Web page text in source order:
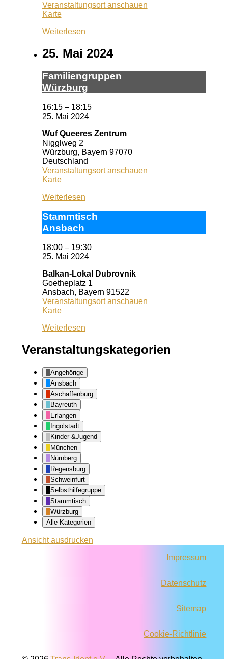
Veranstaltungsort anschauen
KarteKulturpunkt
Weiterlesen
25. Mai 2024
Fa­mi­li­en­grup­pen
Würz­burg
16:15 – 18:15
25. Mai 2024
Wuf Queeres Zentrum
Nigglweg 2
Würzburg, Bayern 97070
Deutschland
Veranstaltungsort anschauen
KarteWuf
Zentrum
Weiterlesen
Stamm­tisch
Ans­bach
18:00 – 19:30
25. Mai 2024
Balkan-Lokal Dubrovnik
Goetheplatz 1
Ansbach, Bayern 91522
Veranstaltungsort anschauen
KarteBalkan-
Dubrovnik
Weiterlesen
Veranstaltungskategorien
Angehörige
Ansbach
Aschaffenburg
Bayreuth
Erlangen
Ingolstadt
Kinder-&Jugend
München
Nürnberg
Regensburg
Schweinfurt
Selbsthilfegruppe
Stammtisch
Würzburg
Alle Kategorien
Ansichtausdrucken
Impressum
Datenschutz
Sitemap
Cookie-Richtlinie